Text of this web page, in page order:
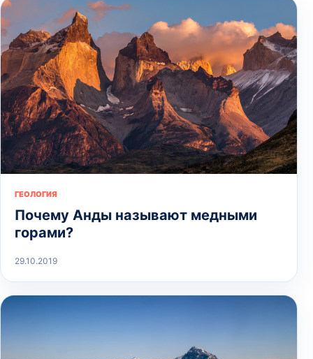
ГЕОЛОГИЯ
Почему Анды называют медными
горами?
29.10.2019